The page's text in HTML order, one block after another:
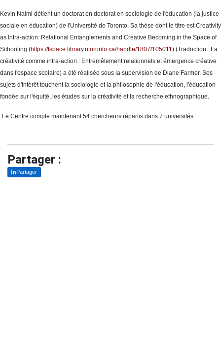
Kevin Naimi détient un doctorat en doctorat en sociologie de l'éducation (la justice
sociale en éducation) de l'Université de Toronto. Sa thèse dont le titre est Creativity
as Intra-action: Relational Entanglements and Creative Becoming in the Space of
Schooling (https://tspace.library.utoronto.ca/handle/1807/105011) (Traduction : La
créativité comme intra-action : Entremêlement relationnels et émergence créative
dans l'espace scolaire) a été réalisée sous la supervision de Diane Farmer. Ses
sujets d'intérêt touchent la sociologie et la philosophie de l'éducation, l'éducation
fondée sur l'équité, les études sur la créativité et la recherche ethnographique.
Le Centre compte maintenant 54 chercheurs répartis dans 7 universités.
Partager :
Partager